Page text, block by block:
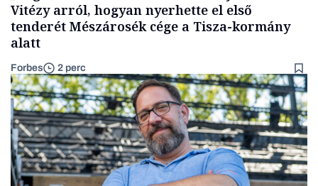
Vitézy arról, hogyan nyerhette el első
tenderét Mészárosék cége a Tisza-kormány
alatt
Forbes 2 perc